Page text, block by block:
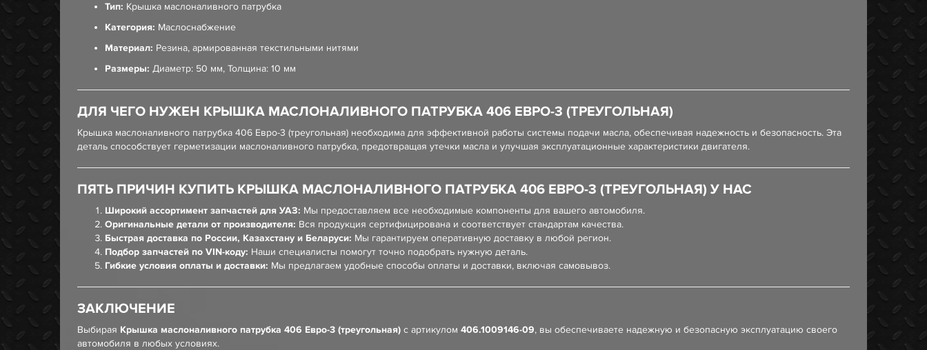
Тип: Крышка маслоналивного патрубка
Категория: Маслоснабжение
Материал: Резина, армированная текстильными нитями
Размеры: Диаметр: 50 мм, Толщина: 10 мм
ДЛЯ ЧЕГО НУЖЕН КРЫШКА МАСЛОНАЛИВНОГО ПАТРУБКА 406 ЕВРО-3 (ТРЕУГОЛЬНАЯ)
Крышка маслоналивного патрубка 406 Евро-3 (треугольная) необходима для эффективной работы системы подачи масла, обеспечивая надежность и безопасность. Эта
деталь способствует герметизации маслоналивного патрубка, предотвращая утечки масла и улучшая эксплуатационные характеристики двигателя.
ПЯТЬ ПРИЧИН КУПИТЬ КРЫШКА МАСЛОНАЛИВНОГО ПАТРУБКА 406 ЕВРО-3 (ТРЕУГОЛЬНАЯ) У НАС
Широкий ассортимент запчастей для УАЗ: Мы предоставляем все необходимые компоненты для вашего автомобиля.
Оригинальные детали от производителя: Вся продукция сертифицирована и соответствует стандартам качества.
Быстрая доставка по России, Казахстану и Беларуси: Мы гарантируем оперативную доставку в любой регион.
Подбор запчастей по VIN-коду: Наши специалисты помогут точно подобрать нужную деталь.
Гибкие условия оплаты и доставки: Мы предлагаем удобные способы оплаты и доставки, включая самовывоз.
ЗАКЛЮЧЕНИЕ
Выбирая Крышка маслоналивного патрубка 406 Евро-3 (треугольная) с артикулом 406.1009146-09, вы обеспечиваете надежную и безопасную эксплуатацию своего
автомобиля в любых условиях.